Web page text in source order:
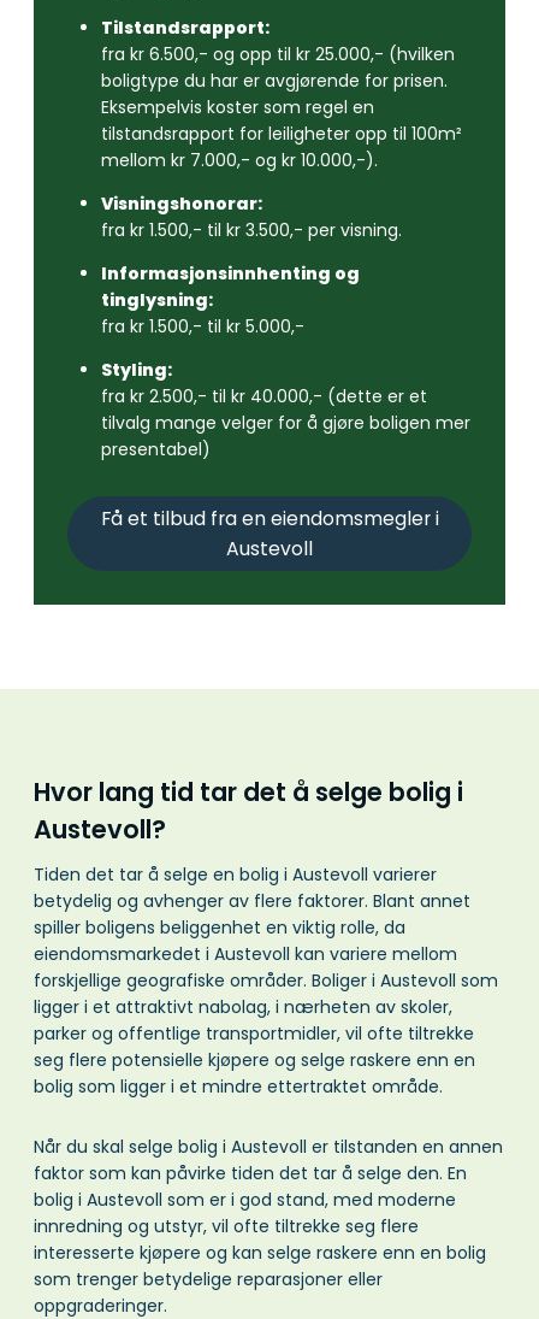
Tilstandsrapport:
fra kr 6.500,- og opp til kr 25.000,- (hvilken
boligtype du har er avgjørende for prisen.
Eksempelvis koster som regel en
tilstandsrapport for leiligheter opp til 100m²
mellom kr 7.000,- og kr 10.000,-).
Visningshonorar:
fra kr 1.500,- til kr 3.500,- per visning.
Informasjonsinnhenting og
tinglysning:
fra kr 1.500,- til kr 5.000,-
Styling:
fra kr 2.500,- til kr 40.000,- (dette er et
tilvalg mange velger for å gjøre boligen mer
presentabel)
Få et tilbud fra en eiendomsmegler i
Austevoll
Hvor lang tid tar det å selge bolig i
Austevoll?
Tiden det tar å selge en bolig i Austevoll varierer
betydelig og avhenger av flere faktorer. Blant annet
spiller boligens beliggenhet en viktig rolle, da
eiendomsmarkedet i Austevoll kan variere mellom
forskjellige geografiske områder. Boliger i Austevoll som
ligger i et attraktivt nabolag, i nærheten av skoler,
parker og offentlige transportmidler, vil ofte tiltrekke
seg flere potensielle kjøpere og selge raskere enn en
bolig som ligger i et mindre ettertraktet område.
Når du skal selge bolig i Austevoll er tilstanden en annen
faktor som kan påvirke tiden det tar å selge den. En
bolig i Austevoll som er i god stand, med moderne
innredning og utstyr, vil ofte tiltrekke seg flere
interesserte kjøpere og kan selge raskere enn en bolig
som trenger betydelige reparasjoner eller
oppgraderinger.